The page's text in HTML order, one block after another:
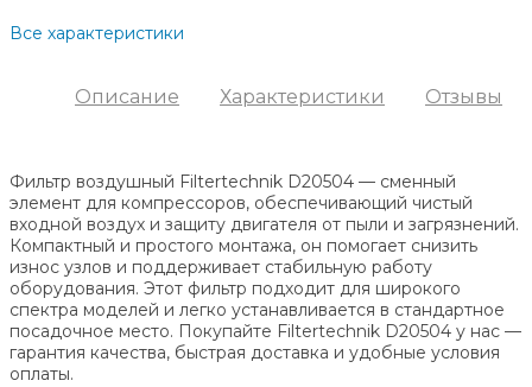
Все характеристики
Описание Характеристики Отзывы
Фильтр воздушный Filtertechnik D20504 — сменный
элемент для компрессоров, обеспечивающий чистый
входной воздух и защиту двигателя от пыли и загрязнений.
Компактный и простого монтажа, он помогает снизить
износ узлов и поддерживает стабильную работу
оборудования. Этот фильтр подходит для широкого
спектра моделей и легко устанавливается в стандартное
посадочное место. Покупайте Filtertechnik D20504 у нас —
гарантия качества, быстрая доставка и удобные условия
оплаты.